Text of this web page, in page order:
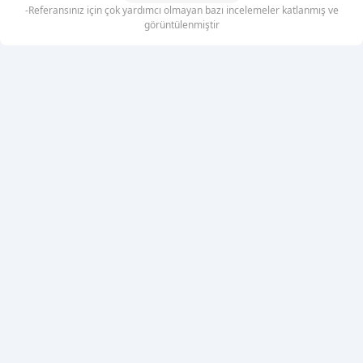
-Referansınız için çok yardımcı olmayan bazı incelemeler katlanmış ve
görüntülenmiştir